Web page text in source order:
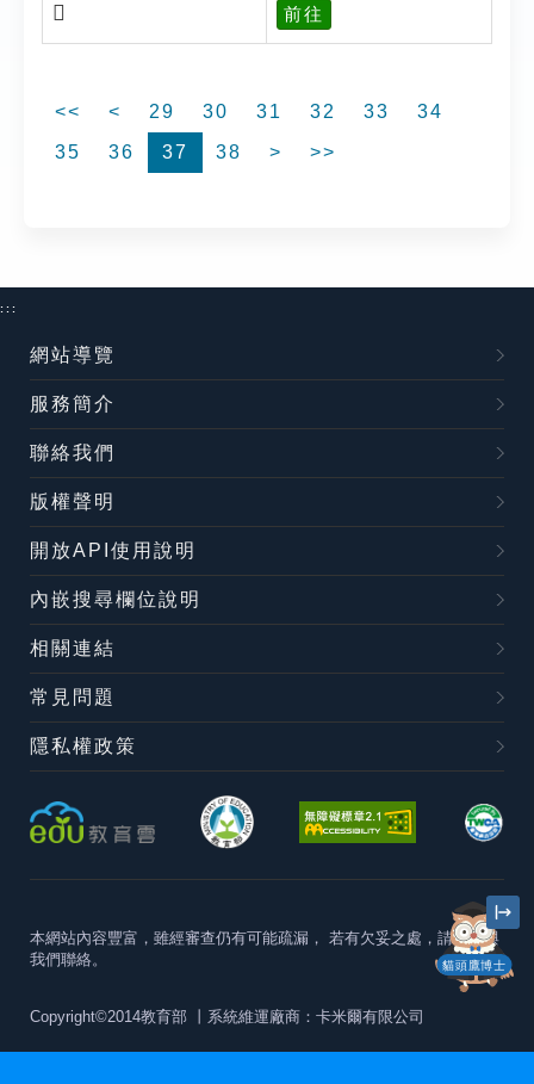
𨽝 前往
<< < 29 30 31 32 33
34
35
36 37 38 > >>
貓頭鷹博士
:::
網站導覽
服務簡介
聯絡我們
版權聲明
開放API使用說明
內嵌搜尋欄位說明
相關連結
常見問題
隱私權政策
本網站內容豐富，雖經審查仍有可能疏漏， 若有欠妥之處，請隨時與
我們聯絡。
Copyright©2014教育部 丨系統維運廠商：卡米爾有限公司